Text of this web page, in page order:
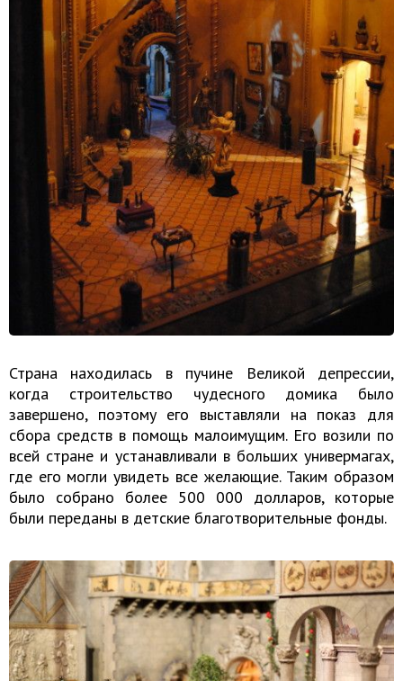
Страна находилась в пучине Великой депрессии,
когда строительство чудесного домика было
завершено, поэтому его выставляли на показ для
сбора средств в помощь малоимущим. Его возили по
всей стране и устанавливали в больших универмагах,
где его могли увидеть все желающие. Таким образом
было собрано более 500 000 долларов, которые
были переданы в детские благотворительные фонды.